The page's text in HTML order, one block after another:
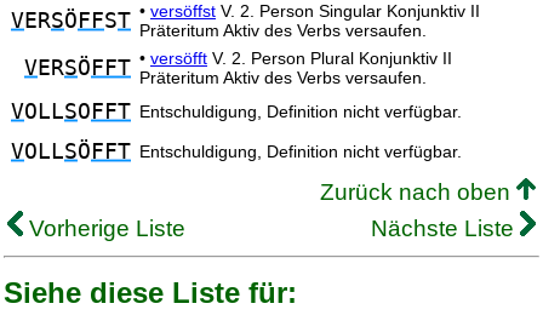
VERSÖ FFST • versöffst V. 2. Person Singular Konjunktiv II
Präteritum Aktiv des Verbs versaufen.
VERSÖ FFT • versöfft V. 2. Person Plural Konjunktiv II
Präteritum Aktiv des Verbs versaufen.
VOLLSO FFT Entschuldigung, Definition nicht verfügbar.
VOLLSÖ FFT Entschuldigung, Definition nicht verfügbar.
Zurück nach oben
Vorherige Liste
Nächste Liste
Siehe diese Liste für: